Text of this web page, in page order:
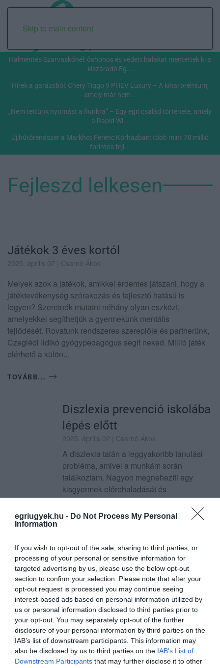
egriugyek.hu - Do Not Process My Personal
Information
If you wish to opt-out of the sale, sharing to third parties, or
processing of your personal or sensitive information for
targeted advertising by us, please use the below opt-out
section to confirm your selection. Please note that after your
opt-out request is processed you may continue seeing
interest-based ads based on personal information utilized by
us or personal information disclosed to third parties prior to
your opt-out. You may separately opt-out of the further
disclosure of your personal information by third parties on the
IAB’s list of downstream participants. This information may
also be disclosed by us to third parties on the IAB’s List of
Downstream Participants that may further disclose it to other
Skip to main content
Halmentés Szarvaskőnél: őshonos és védett halakat mentettek ki a
kiszáradó Eg...
Hírek a garázsból: Chery Tiggo 9 PHEV Luxury – A kínai prémium,
amely már nem...
„Nem tettünk nyomást a fiunkra” – Egy egri család története, amely
a Rapid Wi...
Új hűtőrendszer a Markhot Ferenc Kórházban: több mint 70 millió
forintos fejl...
Fejleszd lelkesen
Játékok 3 éves kortól
2025. április 07 | Csarnó Ákos
Melyek azok a játékok, amikkel érdemes játszani, hogy a
játéktevékenység szórakozás és fejlesztő hatású is
legyen? Szeretnék mutatni néhány olyan eszközt,
amelyekkel segíthetjük a gyermekünk mentális
fejlődését. Rovatunk rendszeres szereplője és partnerünk,
Czeglédi Ildikó gyógypedagógus segít neked. Millió játék
elérhető a külön...
TOVÁBB...
Diszlexia prevenció iskolába
lépés előtt
2025. április 02 | Csarnó Ákos
A diszlexia talán a leggyakoribb tanulási
probléma, amivel a munkám során
találkoztam. Nagyon megnehezíti egy
kisgyermek előrehaladását és
mindennapjait, különösen, ha még nem
ismerték fel, későn d...
Nem mindegy, milyen lesz
az első tanév a
gyermekednek!
2025. március 26| Csarnó Ákos
A várva várt iskola, úgy érzed, túlságosan
nehezen indult. Aggódsz, hogy az iskolai
problémákról fog szólni az egész év vagy,
hogy lehet nem iskolaérett a gyermek? Ez
a probléma sajnos sokszor okoz...